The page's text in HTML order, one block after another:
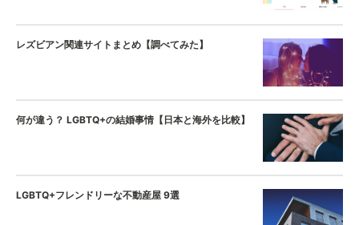
レズビアン関連サイトまとめ【調べてみた】
何が違う？ LGBTQ+の結婚事情【日本と海外を比較】
LGBTQ+フレンドリーな不動産屋 9選